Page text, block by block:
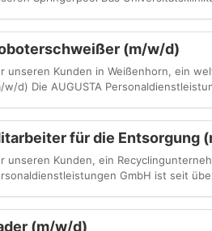
(m/w/d)
unseren Kunden in Weißenhorn, ein
w/d) Die AUGUSTA
für die Entsorgung
unseren Kunden, ein
GmbH ist seit
(m/w/d)